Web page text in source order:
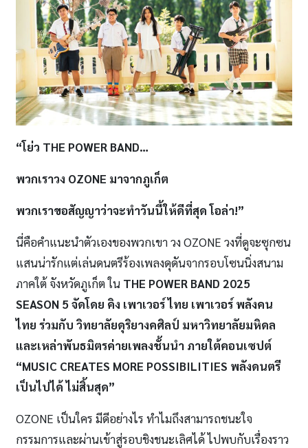
“โย่ว THE POWER BAND…
พวกเราวง OZONE มาจากภูเก็ต
พวกเราขอสัญญาว่าจะทำวันนี้ให้ดีที่สุด โอล่า!”
นี่คือคำแนะนำตัวเองของพวกเขา วง OZONE วงที่ดูจะซุกซน
แสนน่ารักแต่เล่นดนตรีร้องเพลงดุดันจากรอบโซนนิ่งสนาม
ภาคใต้ จังหวัดภูเก็ต ใน THE POWER BAND 2025
SEASON 5 จัดโดย คิง เพาเวอร์ ไทย เพาเวอร์ พลังคน
ไทย ร่วมกับ วิทยาลัยดุริยางคศิลป์ มหาวิทยาลัยมหิดล
และเหล่าพันธมิตรค่ายเพลงชั้นนำ ภายใต้คอนเซปต์
“MUSIC CREATES MORE POSSIBILITIES พลังดนตรี
เป็นไปได้ ไม่สิ้นสุด”
OZONE เป็นใคร มีดีอย่างไร ทำไมถึงสามารถชนะใจ
กรรมการและผ่านเข้าสู่รอบชิงชนะเลิศได้ ไปพบกับเรื่องราว